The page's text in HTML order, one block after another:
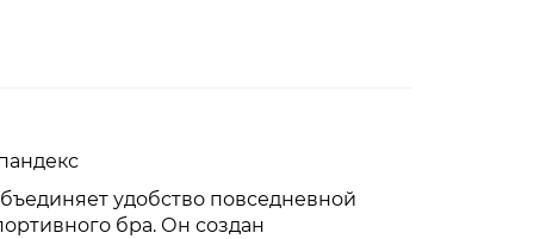
удобство повседневной
бра. Он создан